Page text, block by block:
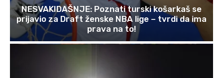
NESVAKIDAŠNJE: Poznati turski košarkaš se
prijavio za Draft ženske NBA lige – tvrdi da ima
prava na to!